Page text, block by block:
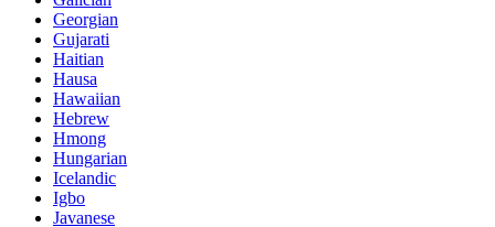
Georgian
Gujarati
Haitian
Hausa
Hawaiian
Hebrew
Hmong
Hungarian
Icelandic
Igbo
Javanese